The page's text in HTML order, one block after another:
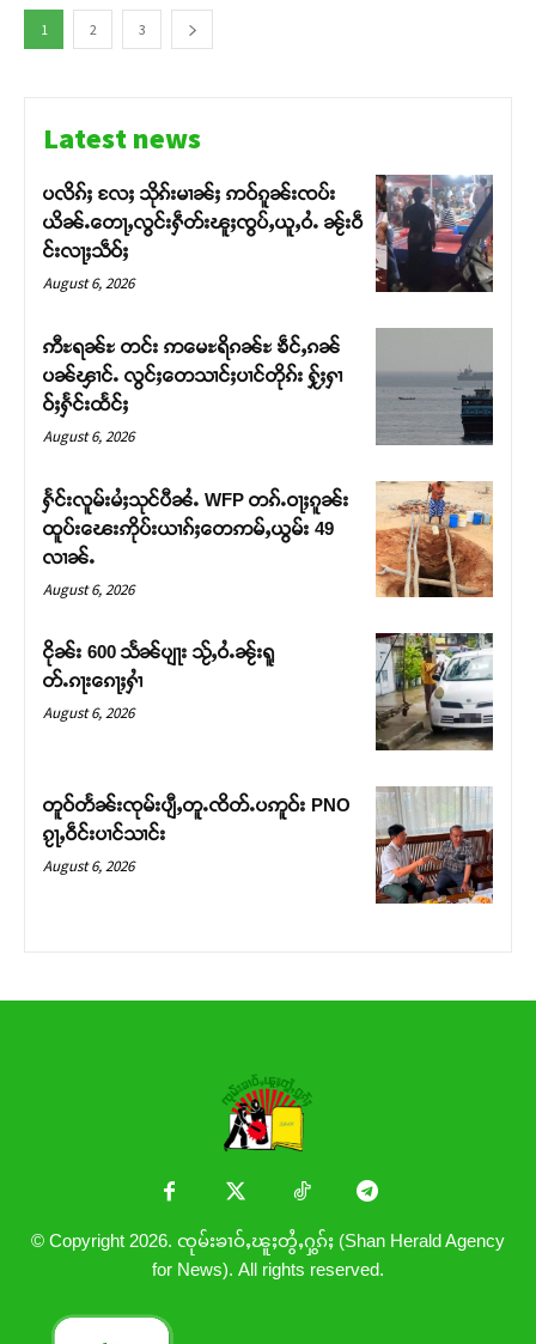
1 2 3
Latest news
ပလိၵ်ႈ လႄႈ သိုၵ်းမၢၼ်ႈ ဢဝ်ၵူၼ်းၸပ်း
ယိၼ်ႉတေႃႇလွင်းႁဵတ်းၽူႈၸွပ်ႇယူႇဝႆႉ ၼႂ်းဝဵ
င်းလႃႈသဵဝ်ႈ
August 6, 2026
ဢီႊရၼ်ႊ တင်း ဢမေႊရိၵၼ်ႊ ၶဵင်ႇၵၼ်
ပၼ်ၾၢင်ႉ လွင်ႈတေသၢင်ႈပၢင်တိုၵ်း ႁႂ်ႈႁၢ
ဝ်ႈႁႅင်းထႅင်ႈ
August 6, 2026
ႁႅင်းလူမ်းမႆႈသုင်ပီၼႆႉ WFP တၵ်ႉဝႃႈၵူၼ်း
ထူပ်းၽေးဢိုပ်းယၢၵ်ႈတေဢမ်ႇယွမ်း 49
လၢၼ်ႉ
August 6, 2026
ငိုၼ်း 600 သႅၼ်ပျႃး သႂ်ႇဝႆႉၼႂ်းရူ
တ်ႉၵႃးၵေႃႈႁၢႆ
August 6, 2026
တူဝ်တႅၼ်းၸုမ်းပျီႇတူႉၸိတ်ႉပဢူဝ်း PNO
ၵႂႃႇဝဵင်းပၢင်သၢင်း
August 6, 2026
© Copyright 2026. ၸုမ်းၶၢဝ်ႇၽူႈတွႆႇႁွၵ်ႈ (Shan Herald Agency
for News). All rights reserved.